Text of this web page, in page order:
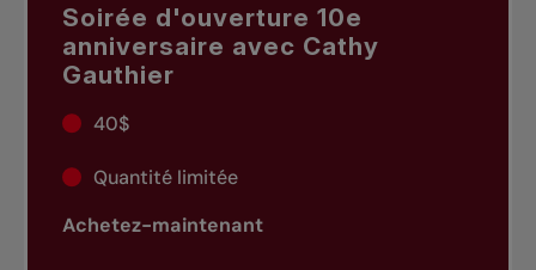
Soirée d'ouverture 10e
anniversaire avec Cathy
Gauthier
40$
Quantité limitée
Achetez-maintenant